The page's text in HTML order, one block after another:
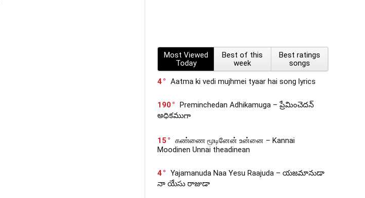
Most Viewed
Today
Best of this
week
Best ratings
songs
4
Aatma ki vedi mujhmei tyaar hai song lyrics
190
Preminchedan Adhikamuga – ప్రేమించెదన్
అధికముగా
15
கண்ணை மூடினேன் உன்னை – Kannai
Moodinen Unnai theadinean
4
Yajamanuda Naa Yesu Raajuda – యజమానుడా
నా యేసు రాజుడా